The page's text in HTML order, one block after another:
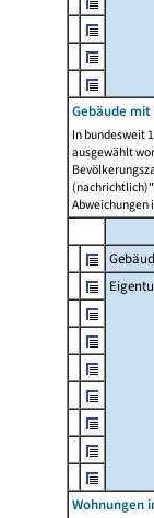
Gebäude
In bundesweit
ausgewählt
Abweichungen
Wohnungen